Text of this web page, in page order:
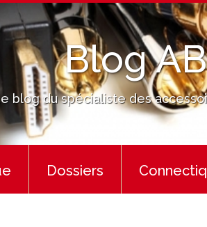
Blog
blog du spécialiste des
Dossiers